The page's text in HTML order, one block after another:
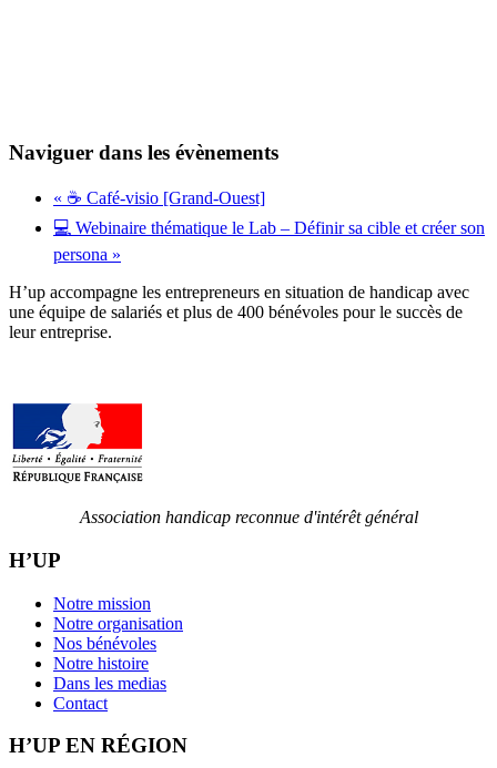
Naviguer dans les évènements
« ☕ Café-visio [Grand-Ouest]
💻 Webinaire thématique le Lab – Définir sa cible et créer son
persona »
H’up accompagne​​ les entrepreneurs en situation de handicap avec
une équipe de salariés et plus de 400 bénévoles pour le succès de
leur entreprise.
Association handicap reconnue d'intérêt général
H’UP
Notre mission
Notre organisation
Nos bénévoles
Notre histoire
Dans les medias
Contact
H’UP EN RÉGION